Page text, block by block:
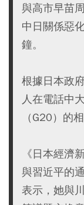
與高市早苗
中日關係惡
鐘。
根據日本政
人在電話中
（G20）的
《日本經濟
與習近平的
表示，她與